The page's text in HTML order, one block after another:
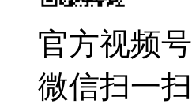
官方视频号
微信扫一扫